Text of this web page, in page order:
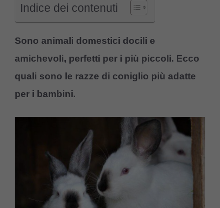
Indice dei contenuti
Sono animali domestici docili e
amichevoli, perfetti per i più piccoli. Ecco
quali sono le razze di coniglio più adatte
per i bambini.